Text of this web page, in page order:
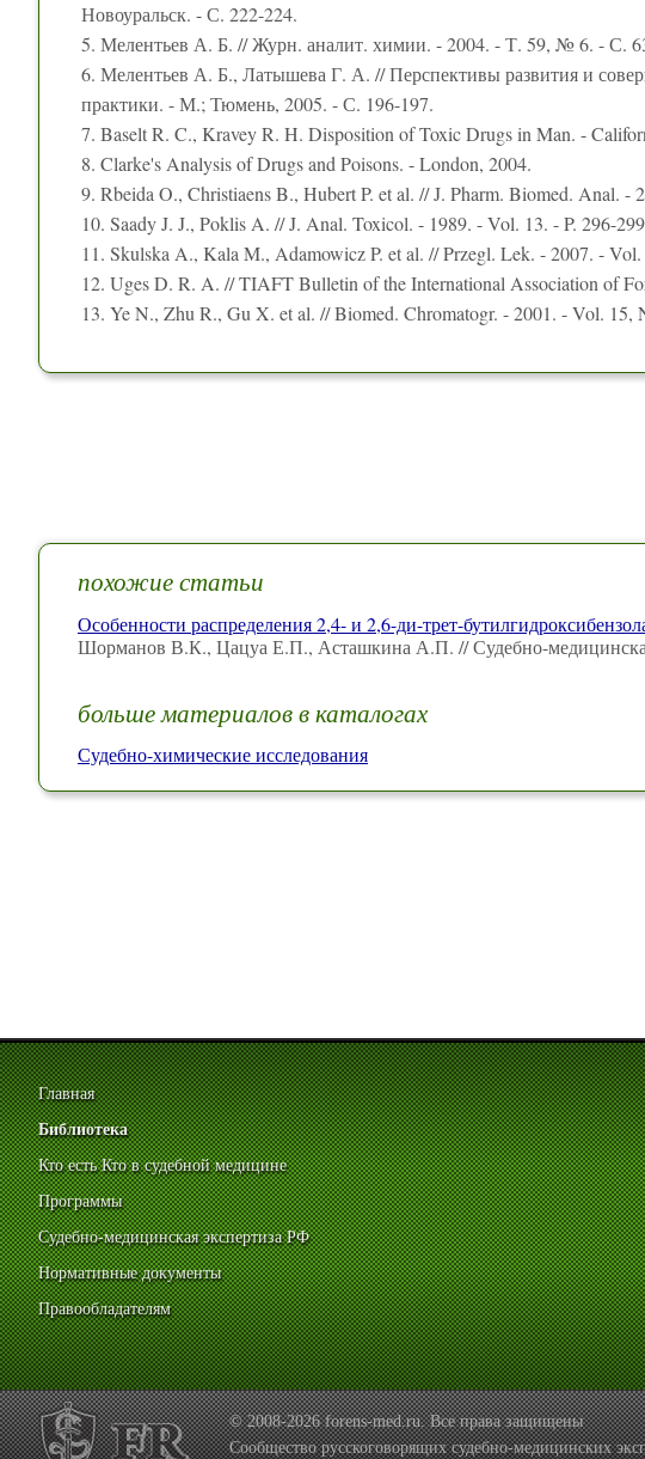
Новоуральск. - С. 222-224.
5. Мелентьев А. Б. // Журн. аналит. химии. - 2004. - Т. 59, № 6. - С.
6. Мелентьев А. Б., Латышева Г. А. // Перспективы развития и
практики. - М.; Тюмень, 2005. - С. 196-197.
7. Baselt R. C., Kravey R. H. Disposition of Toxic Drugs in Man. -
8. Clarke's Analysis of Drugs and Poisons. - London, 2004.
9. Rbeida O., Christiaens B., Hubert P. et al. // J. Pharm. Biomed. Anal. -
10. Saady J. J., Poklis A. // J. Anal. Toxicol. - 1989. - Vol. 13. - P. 296-
11. Skulska A., Kala M., Adamowicz P. et al. // Przegl. Lek. - 2007. -
12. Uges D. R. A. // TIAFT Bulletin of the International Association of
13. Ye N., Zhu R., Gu X. et al. // Biomed. Chromatogr. - 2001. - Vol. 15,
похожие статьи
Особенности распределения 2,4- и 2,6-ди-трет-
Шорманов В.К., Цацуа Е.П., Асташкина А.П. // Судебно-
больше материалов в каталогах
Судебно-химические исследования
Главная
Библиотека
Кто есть Кто в судебной медицине
Программы
Судебно-медицинская экспертиза РФ
Нормативные документы
Правообладателям
© 2008-2026 forens-med.ru. Все права защищены
Сообщество русскоговорящих судебно-медицинских